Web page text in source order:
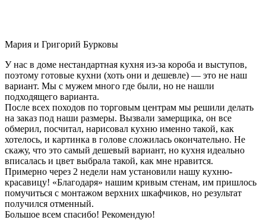
Мария и Григорий Бурковы
У нас в доме нестандартная кухня из-за короба и выступов,
поэтому готовые кухни (хоть они и дешевле) — это не наш
вариант. Мы с мужем много где были, но не нашли
подходящего варианта.
После всех походов по торговым центрам мы решили делать
на заказ под наши размеры. Вызвали замерщика, он все
обмерил, посчитал, нарисовал кухню именно такой, как
хотелось, и картинка в голове сложилась окончательно. Не
скажу, что это самый дешевый вариант, но кухня идеально
вписалась и цвет выбрала такой, как мне нравится.
Примерно через 2 недели нам установили нашу кухню-
красавицу! «Благодаря» нашим кривым стенам, им пришлось
помучиться с монтажом верхних шкафчиков, но результат
получился отменный.
Большое всем спасибо! Рекомендую!